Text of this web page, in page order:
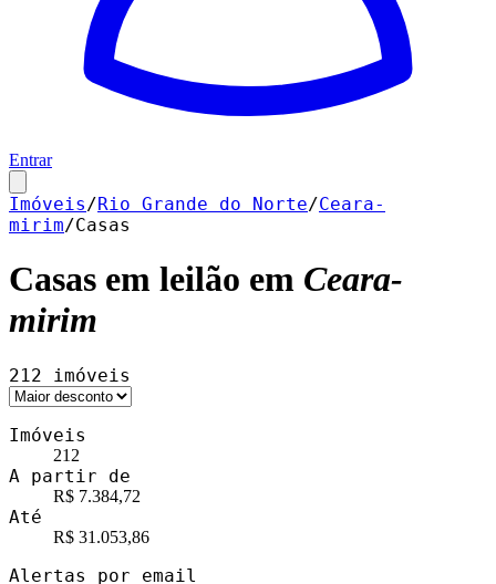
Entrar
Imóveis/Rio Grande do Norte/Ceara-
mirim/Casas
Casas em leilão em Ceara-
mirim
212 imóveis
Imóveis
212
A partir de
R$ 7.384,72
Até
R$ 31.053,86
Alertas por email